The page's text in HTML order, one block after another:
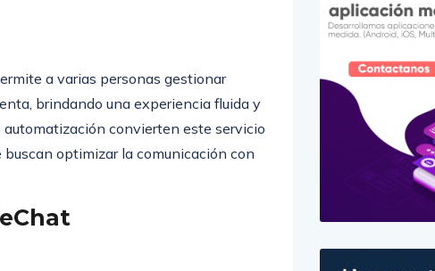
a varias personas gestionar
brindando una experiencia fluida y
convierten este servicio
optimizar la comunicación con